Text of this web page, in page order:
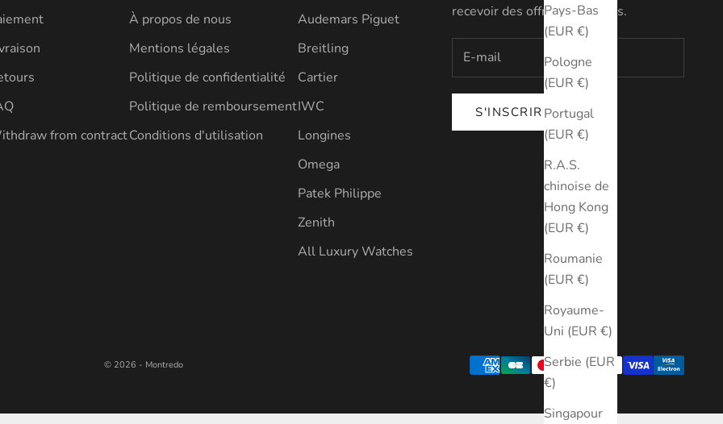
Pays-Bas
(EUR €)
Pologne
(EUR €)
Portugal
(EUR €)
R.A.S.
chinoise de
Hong Kong
(EUR €)
Roumanie
(EUR €)
Royaume-
Uni (EUR €)
Serbie (EUR
€)
Singapour
from contract
À propos de nous
Mentions légales
Politique de confidentialité
Politique de remboursement
Conditions d'utilisation
Audemars Piguet
Breitling
Cartier
IWC
Longines
Omega
Patek Philippe
Zenith
All Luxury Watches
recevoir des offres exclusives.
S'INSCRIRE
© 2026 - Montredo